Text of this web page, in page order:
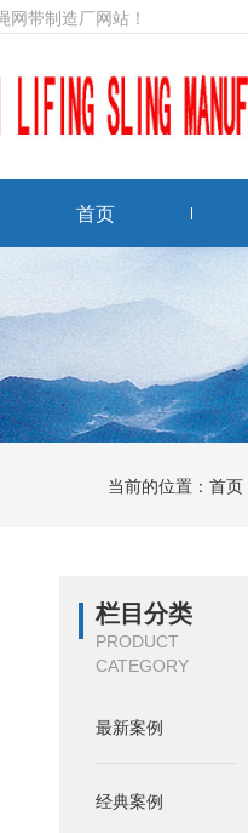
带制造厂网站！
首页
当前的位置： 首页
栏目分类
PRODUCT
CATEGORY
最新案例
经典案例